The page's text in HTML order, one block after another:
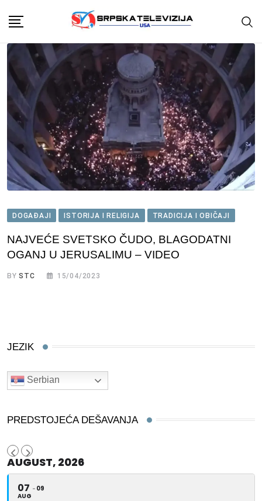
content
DOGAĐAJI ISTORIJA I RELIGIJA TRADICIJA I OBIČAJI
NAJVEĆE SVETSKO ČUDO, BLAGODATNI
OGANJ U JERUSALIMU – VIDEO
BYSTC 15/04/2023
JEZIK
Serbian
PREDSTOJEĆA DEŠAVANJA
AUGUST, 2026
07
AUG
09